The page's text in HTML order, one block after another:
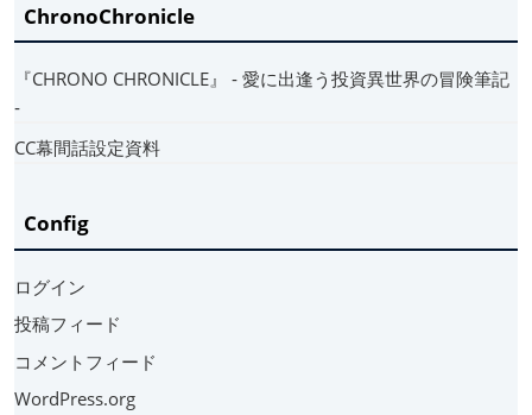
ChronoChronicle
『CHRONO CHRONICLE』 ‐ 愛に出逢う投資異世界の冒険筆記
‐
CC幕間話設定資料
Config
ログイン
投稿フィード
コメントフィード
WordPress.org